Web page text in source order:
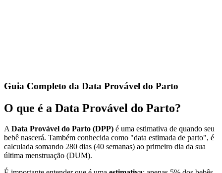
as diretrizes do IOM baseadas no seu IMC prévio.
Guia Completo da Data Provável do Parto
O que é a Data Provável do Parto?
AData Provável do Parto (DPP) é uma estimativa de quando seu
bebê nascerá. Também conhecida como "data estimada de parto", é
calculada somando 280 dias (40 semanas) ao primeiro dia da sua
última menstruação (DUM).